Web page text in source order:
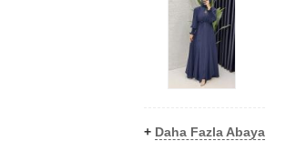
+ Daha Fazla Abaya